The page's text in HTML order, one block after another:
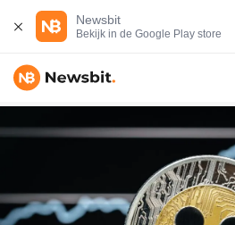
Newsbit
Bekijk in de Google Play store